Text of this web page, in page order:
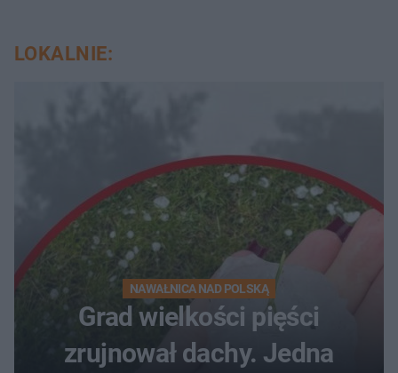
LOKALNIE:
NAWAŁNICA NAD POLSKĄ
Grad wielkości pięści
zrujnował dachy. Jedna